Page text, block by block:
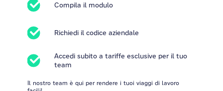
Compila il modulo
Richiedi il codice aziendale
Accedi subito a tariffe esclusive per il tuo
team
Il nostro team è qui per rendere i tuoi viaggi di lavoro